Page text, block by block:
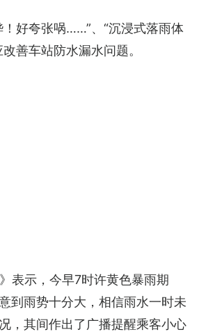
！好夸张㖞……”、“沉浸式落雨体
善车站防水漏水问题。
表示，今早7时许黄色暴雨期
到雨势十分大，相信雨水一时未
，其间作出了广播提醒乘客小心